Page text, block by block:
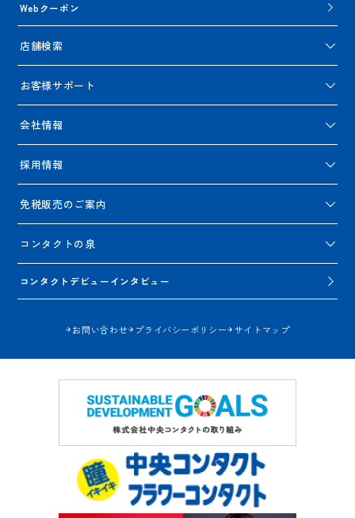
Webクーポン
店舗検索
お客様サポート
会社情報
採用情報
免税販売のご案内
コンタクトの泉
コンタクトデビューインタビュー
お問い合わせ プライバシーポリシー サイトマップ